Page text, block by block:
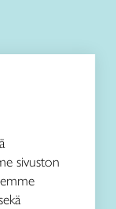
sivuston